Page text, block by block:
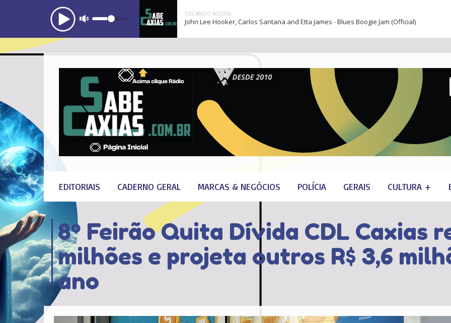
TOCANDO AGORA:
John Lee Hooker, Carlos Santana and Etta James - Blues Boogie Jam (Official)
EDITORIAIS CADERNO GERAL MARCAS & NEGÓCIOS POLÍCIA GERAIS CULTURA +
8º Feirão Quita Dívida CDL Caxias
milhões e projeta outros R$ 3,6
ano